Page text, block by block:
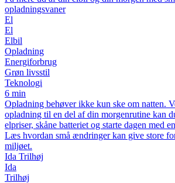
opladningsvaner
El
El
Elbil
Opladning
Energiforbrug
Grøn livsstil
Teknologi
6 min
Opladning behøver ikke kun ske om natten.
opladning til en del af din morgenrutine kan
elpriser, skåne batteriet og starte dagen med
Læs hvordan små ændringer kan give store
miljøet.
Ida Trilhøj
Ida
Trilhøj